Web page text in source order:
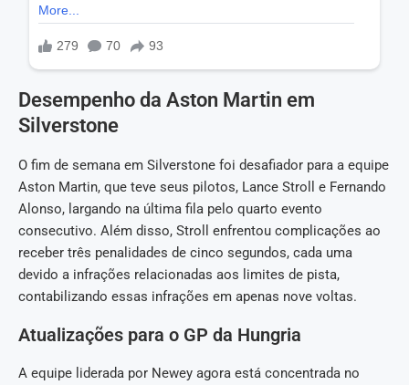
Desempenho da Aston Martin em
Silverstone
O fim de semana em Silverstone foi desafiador para a equipe
Aston Martin, que teve seus pilotos, Lance Stroll e Fernando
Alonso, largando na última fila pelo quarto evento
consecutivo. Além disso, Stroll enfrentou complicações ao
receber três penalidades de cinco segundos, cada uma
devido a infrações relacionadas aos limites de pista,
contabilizando essas infrações em apenas nove voltas.
Atualizações para o GP da Hungria
A equipe liderada por Newey agora está concentrada no